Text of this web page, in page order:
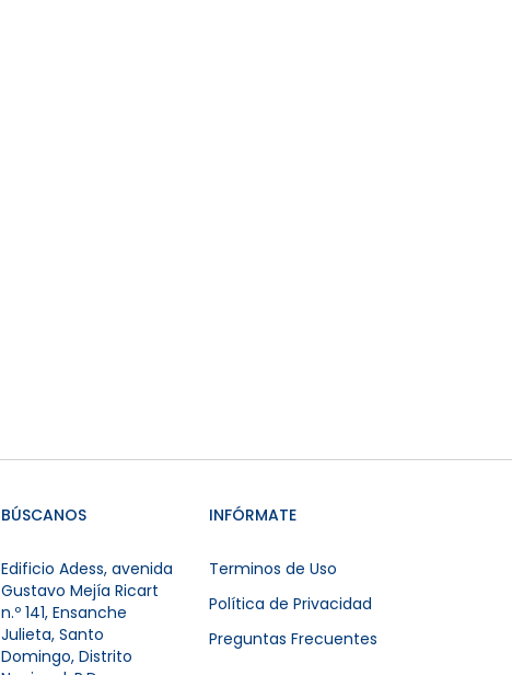
BÚSCANOS
Edificio Adess, avenida
Gustavo Mejía Ricart
n.º 141, Ensanche
Julieta, Santo
Domingo, Distrito
INFÓRMATE
Terminos de Uso
Política de Privacidad
Preguntas Frecuentes